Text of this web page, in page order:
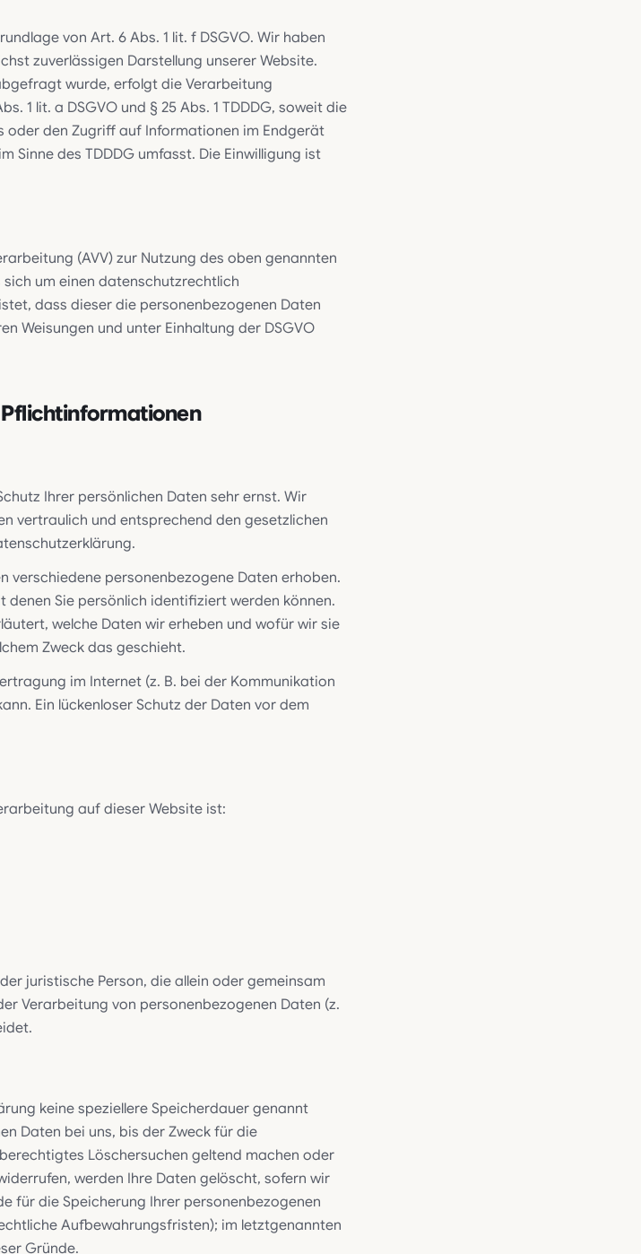
von Art. 6 Abs. 1 lit. f DSGVO. Wir haben
zuverlässigen Darstellung unserer Website.
wurde, erfolgt die Verarbeitung
1 lit. a DSGVO und § 25 Abs. 1 TDDDG, soweit die
oder den Zugriff auf Informationen im Endgerät
Sinne des TDDDG umfasst. Die Einwilligung ist
(AVV) zur Nutzung des oben genannten
um einen datenschutzrechtlich
dass dieser die personenbezogenen Daten
Weisungen und unter Einhaltung der DSGVO
Ihrer persönlichen Daten sehr ernst. Wir
vertraulich und entsprechend den gesetzlichen
verschiedene personenbezogene Daten erhoben.
denen Sie persönlich identifiziert werden können.
welche Daten wir erheben und wofür wir sie
Zweck das geschieht.
im Internet (z. B. bei der Kommunikation
Ein lückenloser Schutz der Daten vor dem
auf dieser Website ist:
juristische Person, die allein oder gemeinsam
Verarbeitung von personenbezogenen Daten (z.
keine speziellere Speicherdauer genannt
Daten bei uns, bis der Zweck für die
Löschersuchen geltend machen oder
werden Ihre Daten gelöscht, sofern wir
für die Speicherung Ihrer personenbezogenen
Aufbewahrungsfristen); im letztgenannten
Gründe.